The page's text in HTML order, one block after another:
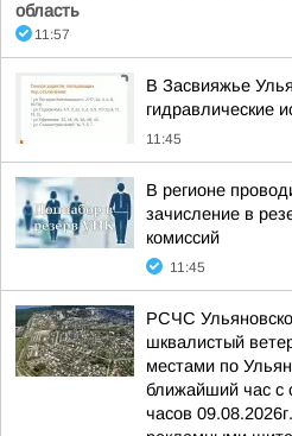
область
11:57
В Засвияжье
гидравлические
11:45
В регионе
зачисление в
комиссий
11:45
РСЧС
шквалистый
местами по
ближайший час с
часов